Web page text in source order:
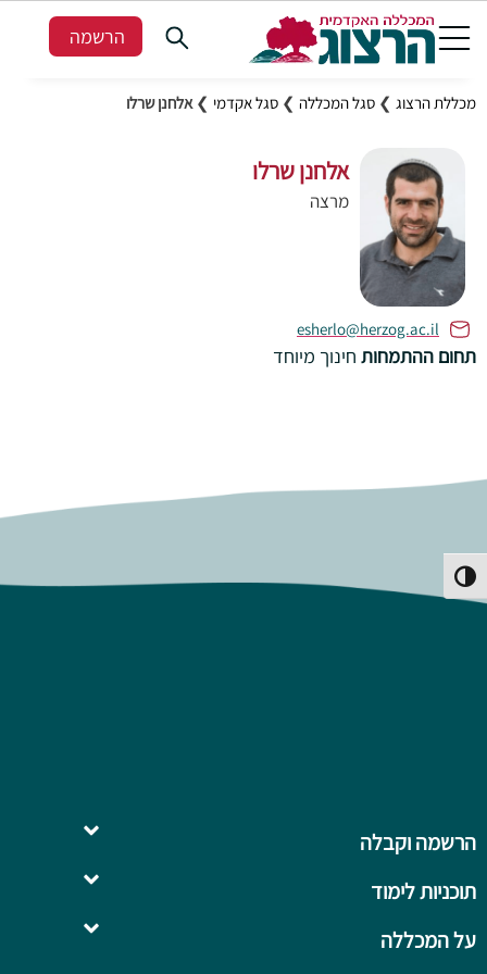
הפעל/כבה ניגודיות גבוהה
הרשמה
מכללת הרצוג ❯ סגל המכללה ❯ סגל אקדמי ❯ אלחנן שרלו
אלחנן שרלו
מרצה
esherlo@herzog.ac.il
תחום ההתמחות חינוך מיוחד
על המכללה
תוכניות לימוד
הרשמה וקבלה